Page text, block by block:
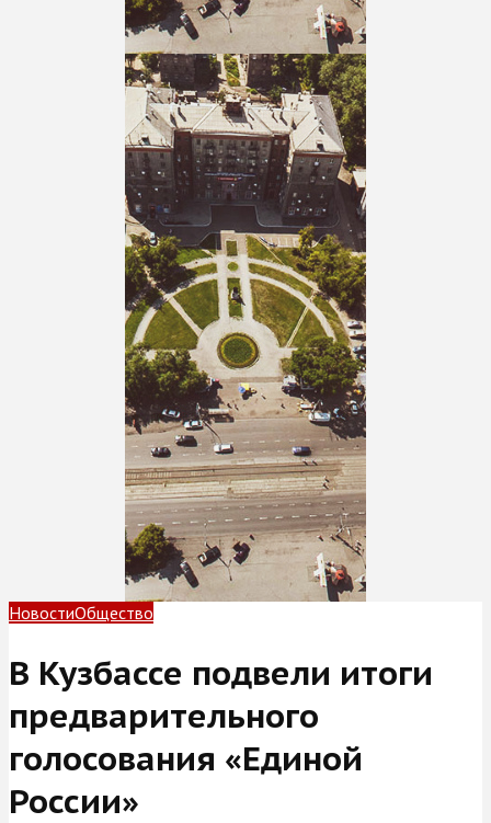
НовостиОбщество
В Кузбассе подвели итоги
предварительного
голосования «Единой
России»